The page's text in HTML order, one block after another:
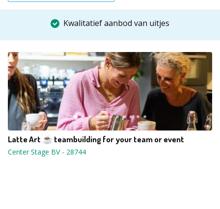
Kwalitatief aanbod van uitjes
Latte Art ☕️ teambuilding for your team or event
Center Stage BV- 28744